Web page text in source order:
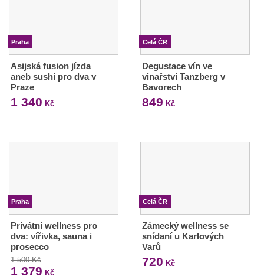
Praha
Asijská fusion jízda
aneb sushi pro dva v
Praze
1 340 Kč
Celá ČR
Degustace vín ve
vinařství Tanzberg v
Bavorech
849 Kč
Praha
Privátní wellness pro
dva: vířivka, sauna i
prosecco
1 500 Kč
1 379 Kč
Celá ČR
Zámecký wellness se
snídaní u Karlových
Varů
720 Kč